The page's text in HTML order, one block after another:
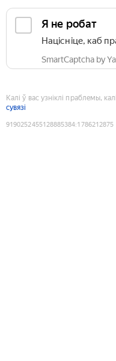
Я не робат
Націсніце, каб
SmartCaptcha by
Калі ў вас узніклі праблемы,
сувязі
9190252455128885384:1786212875